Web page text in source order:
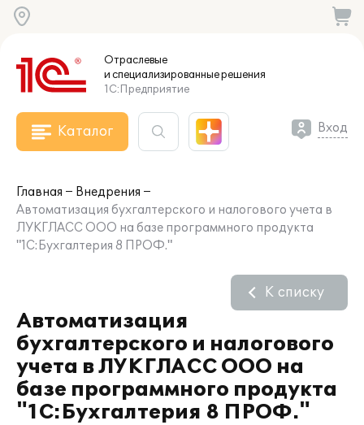
Отраслевые
и специализированныерешения
1С:Предприятие
Каталог Вход
Главная
Внедрения
Автоматизация бухгалтерского и налогового учета в
ЛУКГЛАСС ООО на базе программного продукта
"1С:Бухгалтерия 8 ПРОФ."
Автоматизация
бухгалтерского и налогового
учета в ЛУКГЛАСС ООО на
базе программного продукта
"1С:Бухгалтерия 8 ПРОФ."
К списку